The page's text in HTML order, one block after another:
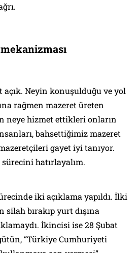
açık. Neyin konuşulduğu ve yol
rağmen mazeret üreten
neye hizmet ettikleri onların
bahsettiğimiz mazeret
gayet iyi tanıyor.
hatırlayalım.
iki açıklama yapıldı. İlki
silah bırakıp yurt dışına
İkincisi ise 28 Şubat
“Türkiye Cumhuriyeti